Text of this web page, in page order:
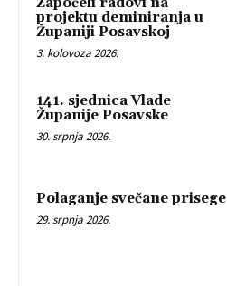
projektu deminiranja u
Županiji Posavskoj
3. kolovoza 2026.
141. sjednica Vlade
Županije Posavske
30. srpnja 2026.
Polaganje svečane prisege
29. srpnja 2026.